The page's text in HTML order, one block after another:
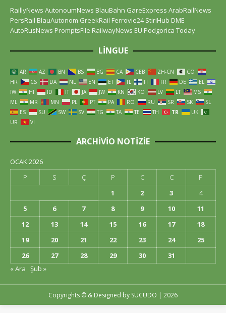
RaillyNews AutonoumNews BlauBahn GareExpress ArabRailNews
PersRail BlauAutonom GreekRail Ferrovie24 StiriHub DME
AutoRusNews PromptsFile RailwayNews EU Podgorica Today
LINGUE
AR AZ BN BS BG CA CEB ZH-CN
CO
HR
CS DA NL EN ET TL FI FR DE
EL
IW
HI ID IT JA JW KN KO LV LT
MS
ML
MR MN PL PT PA RO RU SR SK
SL
ES
SU SW SV TG TA TE TH TR
UK
UR
VI
ARCHIVIO NOTIZIE
OCAK 2026
P
S Ç P C C
P
1
2 3
4
5
6 7 8 9 10
11
12
13 14 15 16 17
18
19
20 21 22 23 24
25
26
27 28 29 30
31
« Ara Şub »
Copyrights © & Designed by SUCUDO | 2026